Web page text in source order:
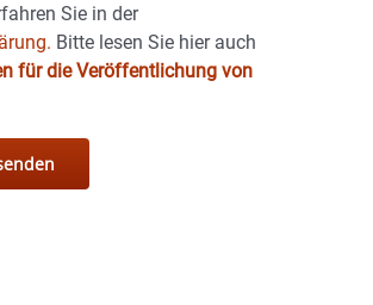
Sie in der
Bitte lesen Sie hier auch
für die Veröffentlichung von